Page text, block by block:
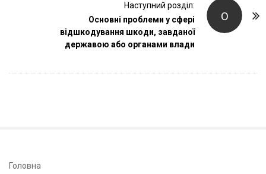
О
Наступний розділ:
Основні проблеми у сфері
відшкодування шкоди, завданої
державою або органами влади
S
Головна